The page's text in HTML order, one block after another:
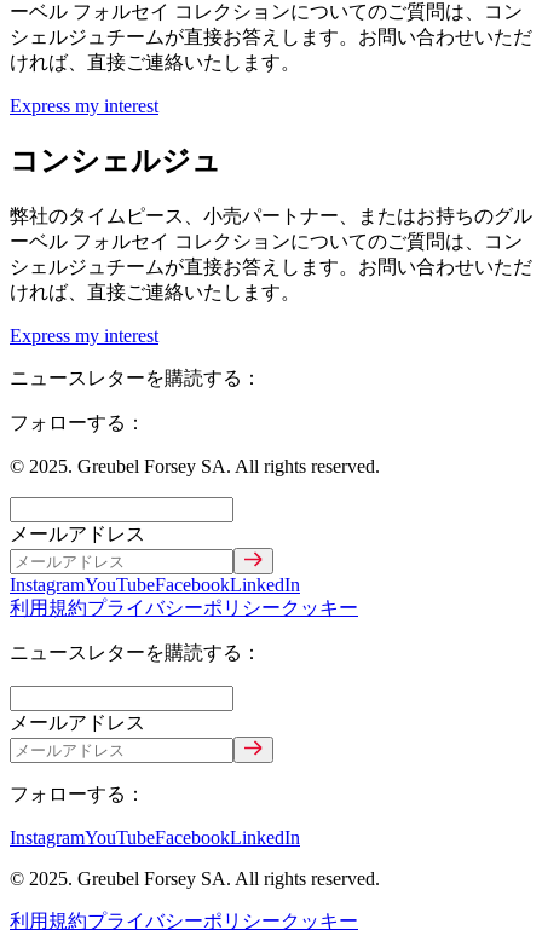
ーベル フォルセイ コレクションについてのご質問は、コン
シェルジュチームが直接お答えします。お問い合わせいただ
ければ、直接ご連絡いたします。
Express my interest
コンシェルジュ
弊社のタイムピース、小売パートナー、またはお持ちのグル
ーベル フォルセイ コレクションについてのご質問は、コン
シェルジュチームが直接お答えします。お問い合わせいただ
ければ、直接ご連絡いたします。
Express my interest
ニュースレターを購読する：
フォローする：
© 2025. Greubel Forsey SA. All rights reserved.
メールアドレス
InstagramYouTubeFacebookLinkedIn
利用規約プライバシーポリシークッキー
ニュースレターを購読する：
メールアドレス
フォローする：
InstagramYouTubeFacebookLinkedIn
© 2025. Greubel Forsey SA. All rights reserved.
利用規約プライバシーポリシークッキー